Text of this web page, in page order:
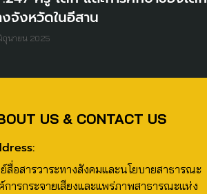
จังหวัดในอีสาน
ถุนายน 2025
US & CONTACT US
สื่อสารวาระทางสังคมและนโยบายสาธารณะ
การกระจายเสียงและแพร่ภาพสาธารณะแห่ง